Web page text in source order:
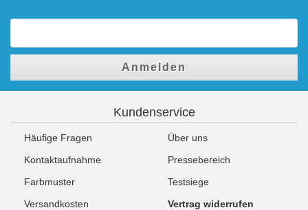
Anmelden
Kundenservice
Häufige Fragen
Über uns
Kontaktaufnahme
Pressebereich
Farbmuster
Testsiege
Versandkosten
Vertrag widerrufen